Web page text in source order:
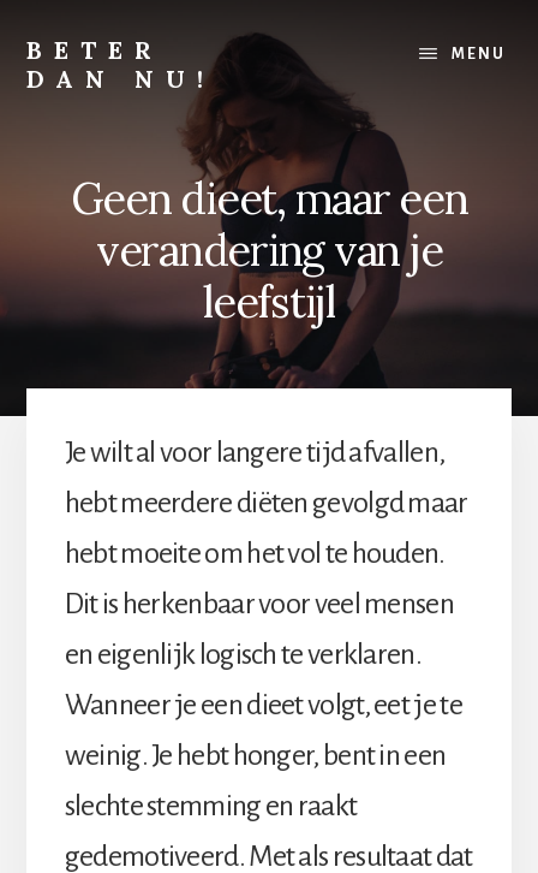
content
footer
BETER
DAN NU!
financieel,
MENU
Geen dieet, maar een
verandering van je
leefstijl
Je wilt al voor langere tijd afvallen,
hebt meerdere diëten gevolgd maar
hebt moeite om het vol te houden.
Dit is herkenbaar voor veel mensen
en eigenlijk logisch te verklaren.
Wanneer je een dieet volgt, eet je te
weinig. Je hebt honger, bent in een
slechte stemming en raakt
gedemotiveerd. Met als resultaat dat